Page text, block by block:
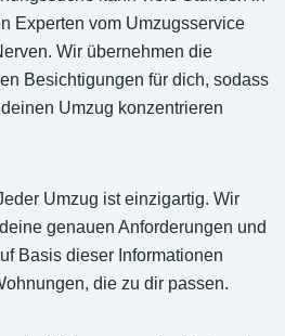
Experten vom Umzugsservice
Wir übernehmen die
Besichtigungen für dich, sodass
Umzug konzentrieren
Umzug ist einzigartig. Wir
genauen Anforderungen und
Basis dieser Informationen
die zu dir passen.